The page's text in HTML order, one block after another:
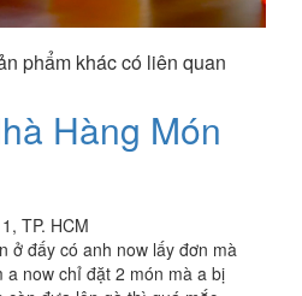
phẩm khác có liên quan
Hàng Món
TP. HCM
ở đấy có anh now lấy đơn mà
a now chỉ đặt 2 món mà a bị